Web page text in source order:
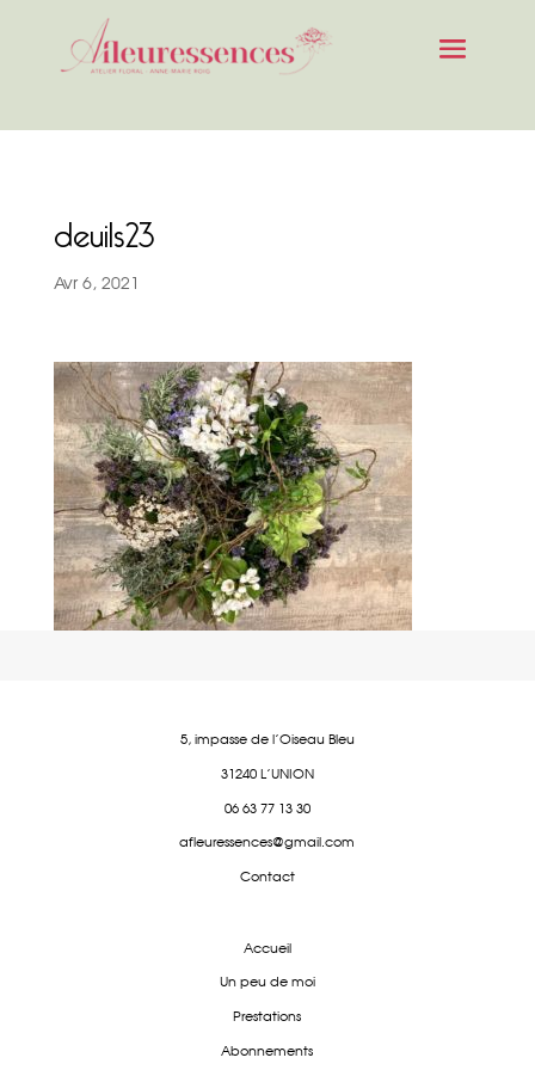
deuils23
Avr 6, 2021
5, impasse de l'Oiseau Bleu
31240 L'UNION
06 63 77 13 30
afleuressences@gmail.com
Contact
Accueil
Un peu de moi
Prestations
Abonnements